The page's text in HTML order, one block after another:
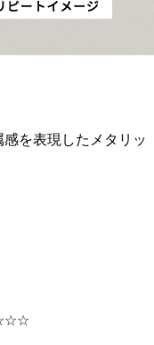
を表現したメタリッ